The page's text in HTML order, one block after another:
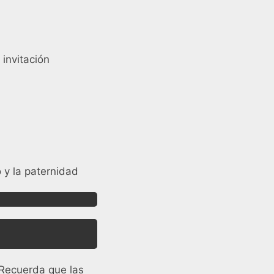
y la paternidad
que las